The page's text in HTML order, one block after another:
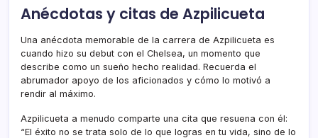
Anécdotas y citas de Azpilicueta
Una anécdota memorable de la carrera de Azpilicueta es
cuando hizo su debut con el Chelsea, un momento que
describe como un sueño hecho realidad. Recuerda el
abrumador apoyo de los aficionados y cómo lo motivó a
rendir al máximo.
Azpilicueta a menudo comparte una cita que resuena con él:
“El éxito no se trata solo de lo que logras en tu vida, sino de lo